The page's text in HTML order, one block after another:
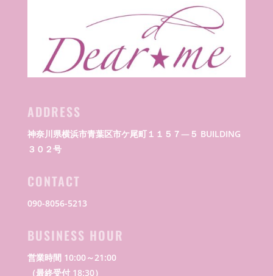
ADDRESS
神奈川県横浜市青葉区市ケ尾町１１５７―５ BUILDING
３０２号
CONTACT
090-8056-5213
BUSINESS HOUR
営業時間 10:00～21:00
（最終受付 18:30）